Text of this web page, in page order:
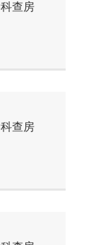
查房
查房